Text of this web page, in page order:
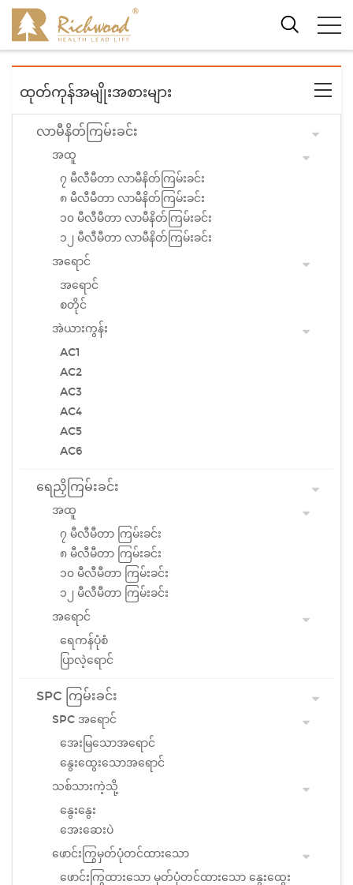
ထုတ်ကုန်အမျိုးအစားများ
လာမီနိတ်ကြမ်းခင်း
အထူ
၇ မီလီမီတာ လာမီနိတ်ကြမ်းခင်း
၈ မီလီမီတာ လာမီနိတ်ကြမ်းခင်း
၁၀ မီလီမီတာ လာမီနိတ်ကြမ်းခင်း
၁၂ မီလီမီတာ လာမီနိတ်ကြမ်းခင်း
အရောင်
အရောင်
စတိုင်
အဲယားကွန်း
AC1
AC2
AC3
AC4
AC5
AC6
ရေညှိကြမ်းခင်း
အထူ
၇ မီလီမီတာ ကြမ်းခင်း
၈ မီလီမီတာ ကြမ်းခင်း
၁၀ မီလီမီတာ ကြမ်းခင်း
၁၂ မီလီမီတာ ကြမ်းခင်း
အရောင်
ရေကန်ပုံစံ
ပြာလဲ့ရောင်
SPC ကြမ်းခင်း
SPC အရောင်
အေးမြသောအရောင်
နွေးထွေးသောအရောင်
သစ်သားကဲ့သို့
နွေးနွေး
အေးဆေးပဲ
ဖောင်းကြွမှတ်ပုံတင်ထားသော
ဖောင်းကြွထားသော မှတ်ပုံတင်ထားသော နွေးထွေး